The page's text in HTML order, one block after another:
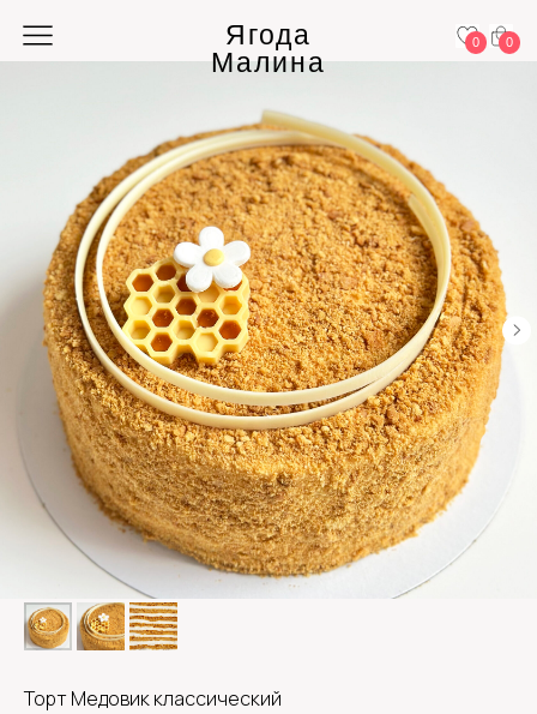
0
0
Ягода
Малина
Торт Медовик классический